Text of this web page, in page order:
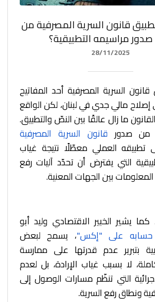
قانون السرية المصرفية من
مراسيمه التطبيقية؟
28/11/2025
السرية المصرفية أحد المفاتيح
مالي جدي في لبنان، لكن الواقع
ما زال عالقًا بين النصّ والتطبيق.
من صدور قانون السرية المصرفية
تطبيقه العملي معطّلًا نتيجة غياب
التي يفترض أن تحدّد آليات رفع
المعلومات بين الجهات المعنية.
يشير الخبير الاقتصادي وليد أبو
حسابه على "إكس"، يسمح لبعض
بتبرير عدم قدرتها على ممارسة
لا بسبب غياب الإرادة، بل لعدم
التي تنظّم مسارات الوصول إلى
ونطاق رفع السرية.